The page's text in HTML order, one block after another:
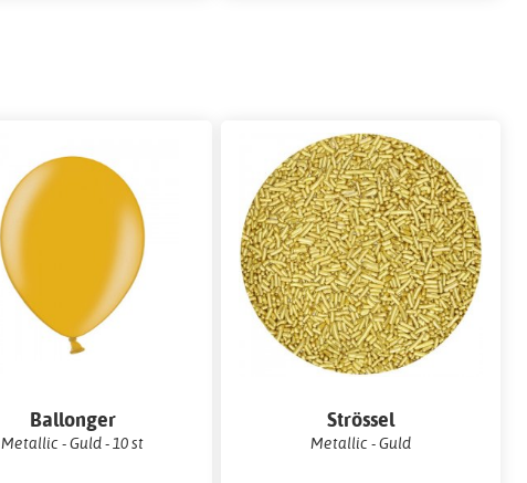
Ballonger
Metallic - Guld - 10 st
Strössel
Metallic - Guld